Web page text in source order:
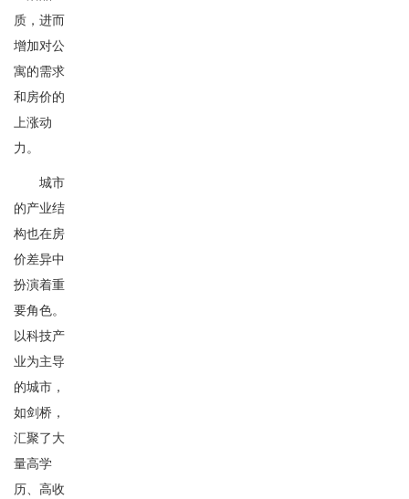
质，进而
增加对公
寓的需求
和房价的
上涨动
力。
城市
的产业结
构也在房
价差异中
扮演着重
要角色。
以科技产
业为主导
的城市，
如剑桥，
汇聚了大
量高学
历、高收